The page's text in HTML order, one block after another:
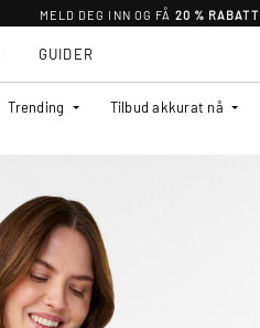
MELD DEG INN OG FÅ 20 % RABATT
Trending Tilbud akkurat nå
GUIDER